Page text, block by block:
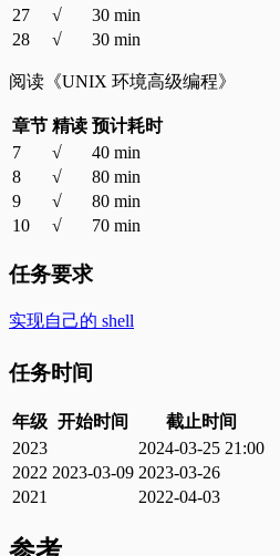
27
√
30 min
28
√ 30 min
阅读《UNIX 环境高级编程》
章节 精读 预计耗时
7
√
40 min
8
√
80 min
9
√
80 min
10
√ 70 min
任务要求
实现自己的 shell
任务时间
年级 开始时间
截止时间
2023
2024-03-25 21:00
2022 2023-03-09 2023-03-26
2021
2022-04-03